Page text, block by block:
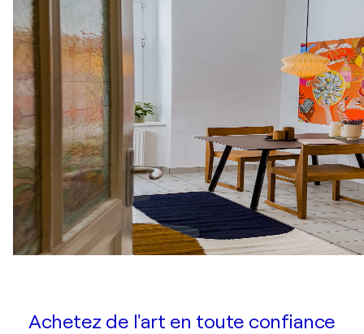
Achetez de l'art en toute confiance